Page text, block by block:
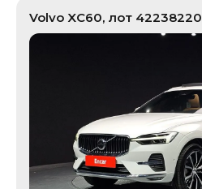
Volvo XC60, лот 42238220